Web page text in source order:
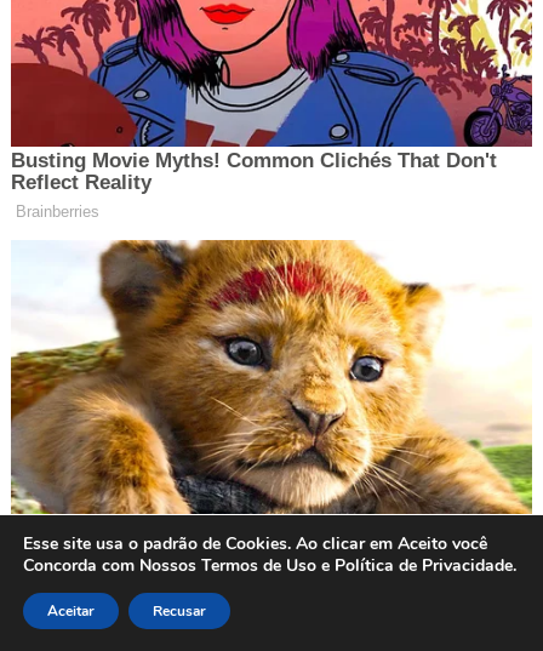
Esse site usa o padrão de Cookies. Ao clicar em Aceito você
Concorda com Nossos Termos de Uso e Política de Privacidade.
Aceitar Recusar